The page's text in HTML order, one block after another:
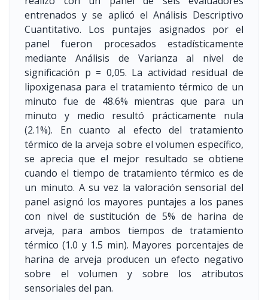
entrenados y se aplicó el Análisis Descriptivo
Cuantitativo. Los puntajes asignados por el
panel fueron procesados estadísticamente
mediante Análisis de Varianza al nivel de
significación p = 0,05. La actividad residual de
lipoxigenasa para el tratamiento térmico de un
minuto fue de 48.6% mientras que para un
minuto y medio resultó prácticamente nula
(2.1%). En cuanto al efecto del tratamiento
térmico de la arveja sobre el volumen específico,
se aprecia que el mejor resultado se obtiene
cuando el tiempo de tratamiento térmico es de
un minuto. A su vez la valoración sensorial del
panel asignó los mayores puntajes a los panes
con nivel de sustitución de 5% de harina de
arveja, para ambos tiempos de tratamiento
térmico (1.0 y 1.5 min). Mayores porcentajes de
harina de arveja producen un efecto negativo
sobre el volumen y sobre los atributos
sensoriales del pan.